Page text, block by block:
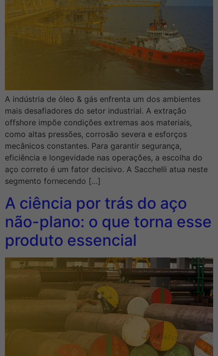
A indústria de óleo & gás enfrenta um dos ambientes
mais desafiadores do setor industrial. A extração
offshore impõe condições extremas aos materiais,
como altas pressões, corrosão severa e esforços
mecânicos constantes. Para garantir segurança,
eficiência e longevidade nas operações, a escolha do
aço correto é um fator decisivo. A Sacchelli atua neste
segmento fornecendo […]
A ciência por trás do aço
não-plano: o que torna esse
produto essencial